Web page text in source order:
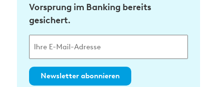
Vorsprung im Banking bereits
gesichert.
Newsletter abonnieren